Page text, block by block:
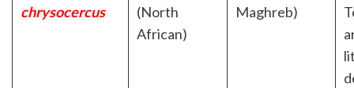
chrysocercus
(North
African)
Maghreb)